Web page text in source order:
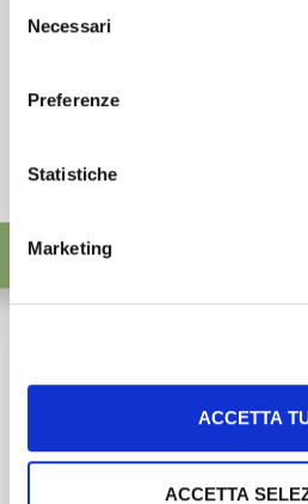
desideri accettare e cliccando
delNecessari
Preferenze
Statistiche
Marketing
ACCETTA
ACCETTA